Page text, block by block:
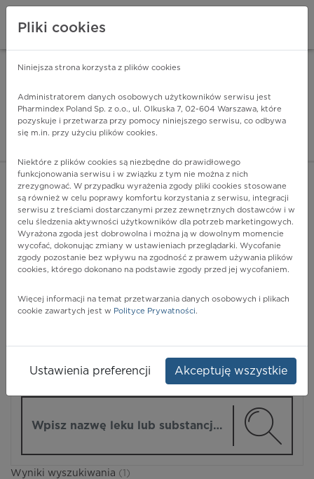
Pharmindex - lider
ZALOGUJ SIĘ
POKAŻ FILTRY
Pharmindex
Wyniki wyszukiwania (1)
Pliki cookies
Niniejsza strona korzysta z plików cookies
Administratorem danych osobowych użytkowników serwisu jest
Pharmindex Poland Sp. z o.o., ul. Olkuska 7, 02-604 Warszawa, które
pozyskuje i przetwarza przy pomocy niniejszego serwisu, co odbywa
się m.in. przy użyciu plików cookies.
Niektóre z plików cookies są niezbędne do prawidłowego
funkcjonowania serwisu i w związku z tym nie można z nich
zrezygnować. W przypadku wyrażenia zgody pliki cookies stosowane
są również w celu poprawy komfortu korzystania z serwisu, integracji
serwisu z treściami dostarczanymi przez zewnętrznych dostawców i w
celu śledzenia aktywności użytkowników dla potrzeb marketingowych.
Wyrażona zgoda jest dobrowolna i można ją w dowolnym momencie
wycofać, dokonując zmiany w ustawieniach przeglądarki. Wycofanie
zgody pozostanie bez wpływu na zgodność z prawem używania plików
cookies, którego dokonano na podstawie zgody przed jej wycofaniem.
Więcej informacji na temat przetwarzania danych osobowych i plikach
cookie zawartych jest w Polityce Prywatności.
Ustawienia preferencji Akceptuję wszystkie
ZA DARMO - w Google Play INSTALUJ